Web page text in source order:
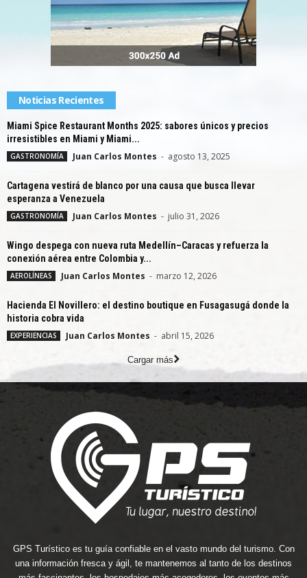
Noticias Recientes
Miami Spice Restaurant Months 2025: sabores únicos y precios
irresistibles en Miami y Miami...
GASTRONOMÍA Juan Carlos Montes - agosto 13, 2025
Cartagena vestirá de blanco por una causa que busca llevar
esperanza a Venezuela
GASTRONOMÍA Juan Carlos Montes - julio 31, 2026
Wingo despega con nueva ruta Medellín–Caracas y refuerza la
conexión aérea entre Colombia y...
AEROLÍNEAS Juan Carlos Montes - marzo 12, 2026
Hacienda El Novillero: el destino boutique en Fusagasugá donde la
historia cobra vida
EXPERIENCIAS Juan Carlos Montes - abril 15, 2026
Cargar más
GPS Turístico es tu guía confiable en el vasto mundo del turismo. Con
una información fresca y ágil, te mantenemos al tanto de los destinos